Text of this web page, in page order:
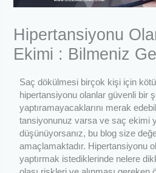
Hipertansiyonu
Ekimi : Bilmeniz
Saç dökülmesi birçok kişi için
hipertansiyonu olanlar güvenli bir
yaptıramayacaklarını merak
tansiyonunuz varsa ve saç ekimi
düşünüyorsanız, bu blog size
amaçlamaktadır. Hipertansiyonu
yaptırmak istediklerinde nelere